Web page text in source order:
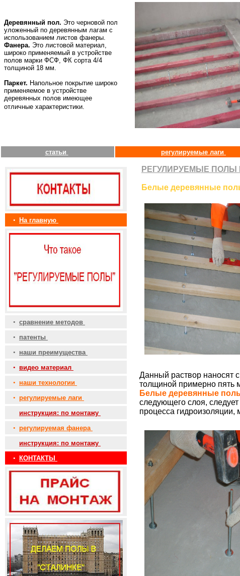
Деревянный пол. Это черновой пол
уложенный по деревянным лагам с
использованием листов фанеры.
Фанера. Это листовой материал,
широко применяемый в устройстве
полов марки ФСФ, ФК сорта 4/4
толщиной 18 мм.
Паркет. Напольное покрытие широко
применяемое в устройстве
деревянных полов имеющее
отличные характеристики.
статьи регулируемые лаги
• На главную
• сравнение методов
• патенты
• наши преимущества
• видео материал
• наши технологии
• регулируемые лаги
инструкция: по монтажу
• регулируемая фанера
инструкция: по монтажу
•
КОНТАКТЫ
РЕГУЛИРУЕМЫЕ ПОЛЫ
Белые деревянные
Данный раствор наносят
толщиной примерно пять
Белые деревянные
следующего слоя,
процесса гидроизоляции,